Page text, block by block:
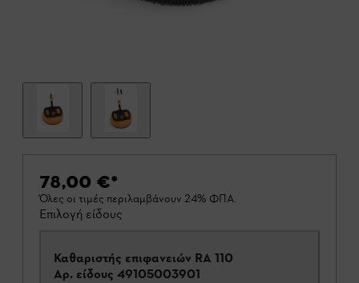
78,00 €*
Όλες οι τιμές περιλαμβάνουν 24% ΦΠΑ.
Επιλογή είδους
Καθαριστής επιφανειών RA 110
Αρ. είδους 49105003901